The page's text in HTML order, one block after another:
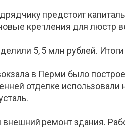
предстоит
крепления для люстр
5, 5 млн рублей.
в Перми было
отделке
внешний ремонт здания.